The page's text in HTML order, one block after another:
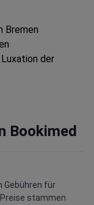
Bremen
der
Bookimed
Gebühren für
stammen